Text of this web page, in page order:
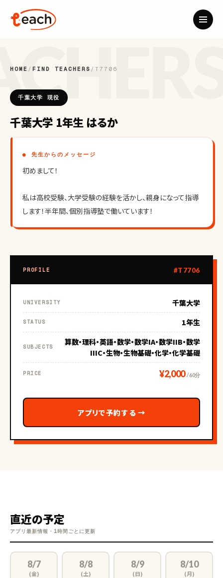
HOME / FIND TEACHERS / T7706
千葉大学 現役
千葉大学 1年生 はるか
● 先生からのメッセージ
初めまして！
私は高校受験、大学受験の経験を活かし、親身になって指導
します！半年間、個別指導塾で働いています！
PROFILE #T7706
UNIVERSITY 千葉大学
STATUS 1年生
SUBJECTS
算数・理科・英語・数学・数学IA・数学IIB・数学
IIIC・生物・生物基礎・化学・化学基礎
PRICE ¥2,000 / 60分
アプリで予約する →
直近の予定
アプリ最新情報・1時間ごとに更新
8/7
(金)
8/8
(土)
8/9
(日)
8/10
(月)